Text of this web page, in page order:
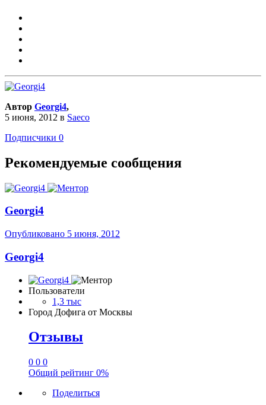
Автор Georgi4,
5 июня, 2012 в Saeco
Подписчики 0
Рекомендуемые сообщения
Georgi4
Опубликовано 5 июня, 2012
Georgi4
Пользователи
1,3 тыс
Город Дофига от Москвы
Отзывы
0 0 0
Общий рейтинг 0%
Поделиться